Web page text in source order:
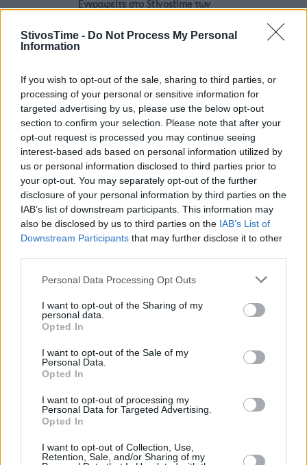
StivosTime - Do Not Process My Personal
Information
If you wish to opt-out of the sale, sharing to third parties, or
processing of your personal or sensitive information for
targeted advertising by us, please use the below opt-out
section to confirm your selection. Please note that after your
opt-out request is processed you may continue seeing
interest-based ads based on personal information utilized by
us or personal information disclosed to third parties prior to
your opt-out. You may separately opt-out of the further
disclosure of your personal information by third parties on the
IAB’s list of downstream participants. This information may
also be disclosed by us to third parties on the IAB’s List of
Downstream Participants that may further disclose it to other
Personal Data Processing Opt Outs
I want to opt-out of the Sharing of my
personal data.
Opted In
I want to opt-out of the Sale of my
Personal Data.
Opted In
I want to opt-out of processing my
Personal Data for Targeted Advertising.
Opted In
I want to opt-out of Collection, Use,
Retention, Sale, and/or Sharing of my
Εγγραφείτε στο Stivostime των
Τόλης Λελεκίδης
Το άρθρο δεν έχει ακόμα βαθμολογηθεί.
Βαθμολογήστε αυτό το άρθρο:
★★★